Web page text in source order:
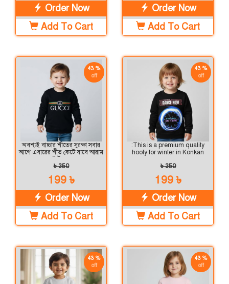
Order Now
Add To Cart
Order Now
Add To Cart
43 %
off
অবশ্যই বাচ্চার শীতের সুরক্ষা সবার
আগে এবারের শীত কেটে যাবে আরাম
এবং স্টাইলের সাথে
৳ 350
199 ৳
Order Now
Add To Cart
43 %
off
:This is a premium quality
hooty for winter in Konkan
৳ 350
199 ৳
Order Now
Add To Cart
43 %
off
43 %
off